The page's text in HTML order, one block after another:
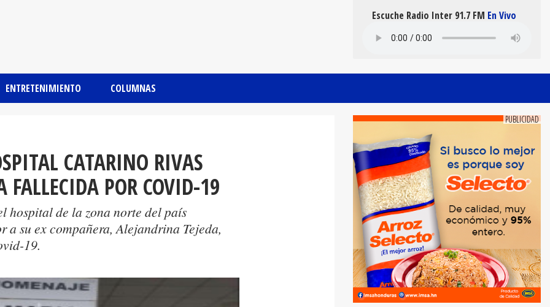
ENTRETENIMIENTO COLUMNAS
Escuche Radio Inter 91.7 FM En Vivo
CATARINO RIVAS
POR COVID-19
hospital de la zona norte del país
a su ex compañera, Alejandrina Tejeda,
19.